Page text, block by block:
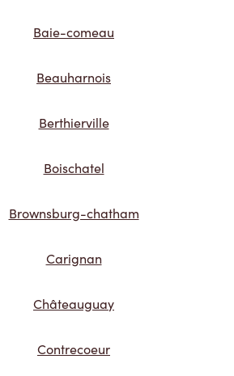
Baie-comeau
Beauharnois
Berthierville
Boischatel
Brownsburg-chatham
Carignan
Châteauguay
Contrecoeur